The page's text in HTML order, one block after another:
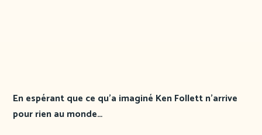
En espérant que ce qu’a imaginé Ken Follett n’arrive
pour rien au monde…